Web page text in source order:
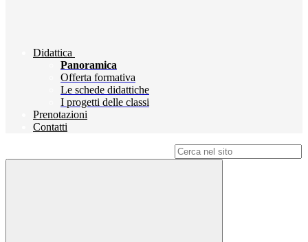
Didattica
Panoramica
Offerta formativa
Le schede didattiche
I progetti delle classi
Prenotazioni
Contatti